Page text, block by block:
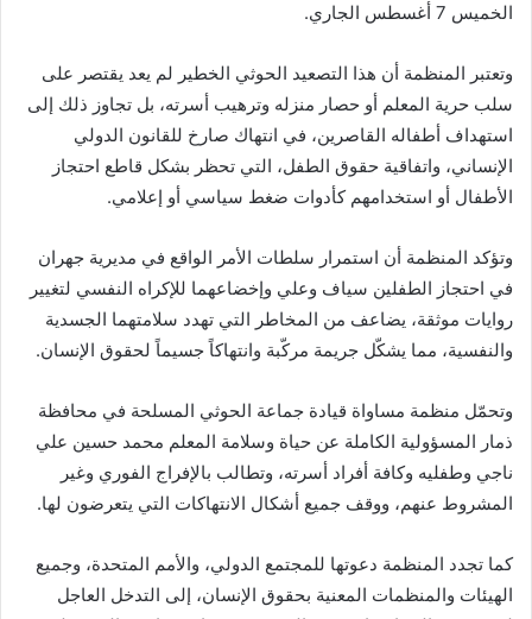
الخميس 7 أغسطس الجاري.
وتعتبر المنظمة أن هذا التصعيد الحوثي الخطير لم يعد يقتصر على
سلب حرية المعلم أو حصار منزله وترهيب أسرته، بل تجاوز ذلك إلى
استهداف أطفاله القاصرين، في انتهاك صارخ للقانون الدولي
الإنساني، واتفاقية حقوق الطفل، التي تحظر بشكل قاطع احتجاز
الأطفال أو استخدامهم كأدوات ضغط سياسي أو إعلامي.
وتؤكد المنظمة أن استمرار سلطات الأمر الواقع في مديرية جهران
في احتجاز الطفلين سياف وعلي وإخضاعهما للإكراه النفسي لتغيير
روايات موثقة، يضاعف من المخاطر التي تهدد سلامتهما الجسدية
والنفسية، مما يشكّل جريمة مركّبة وانتهاكاً جسيماً لحقوق الإنسان.
وتحمّل منظمة مساواة قيادة جماعة الحوثي المسلحة في محافظة
ذمار المسؤولية الكاملة عن حياة وسلامة المعلم محمد حسين علي
ناجي وطفليه وكافة أفراد أسرته، وتطالب بالإفراج الفوري وغير
المشروط عنهم، ووقف جميع أشكال الانتهاكات التي يتعرضون لها.
كما تجدد المنظمة دعوتها للمجتمع الدولي، والأمم المتحدة، وجميع
الهيئات والمنظمات المعنية بحقوق الإنسان، إلى التدخل العاجل